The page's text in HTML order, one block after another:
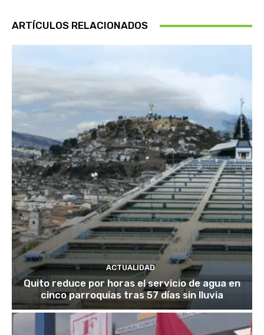
ARTÍCULOS RELACIONADOS
ACTUALIDAD
Quito reduce por horas el servicio de agua en
cinco parroquias tras 57 días sin lluvia